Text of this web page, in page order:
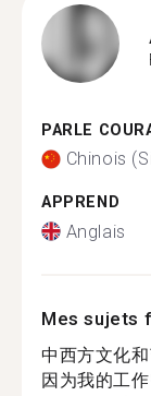
PARLE
Chinois
APPREND
Anglais
Mes sujets
中西方文化
因为我的工